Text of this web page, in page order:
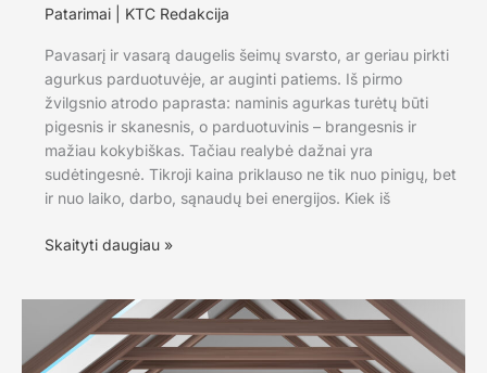
Patarimai KTC Redakcija
Pavasarį ir vasarą daugelis šeimų svarsto, ar geriau pirkti
agurkus parduotuvėje, ar auginti patiems. Iš pirmo
žvilgsnio atrodo paprasta: naminis agurkas turėtų būti
pigesnis ir skanesnis, o parduotuvinis – brangesnis ir
mažiau kokybiškas. Tačiau realybė dažnai yra
sudėtingesnė. Tikroji kaina priklauso ne tik nuo pinigų, bet
ir nuo laiko, darbo, sąnaudų bei energijos. Kiek iš
Naminiai
parduotuviniai:
kas
iš
Skaityti daugiau »